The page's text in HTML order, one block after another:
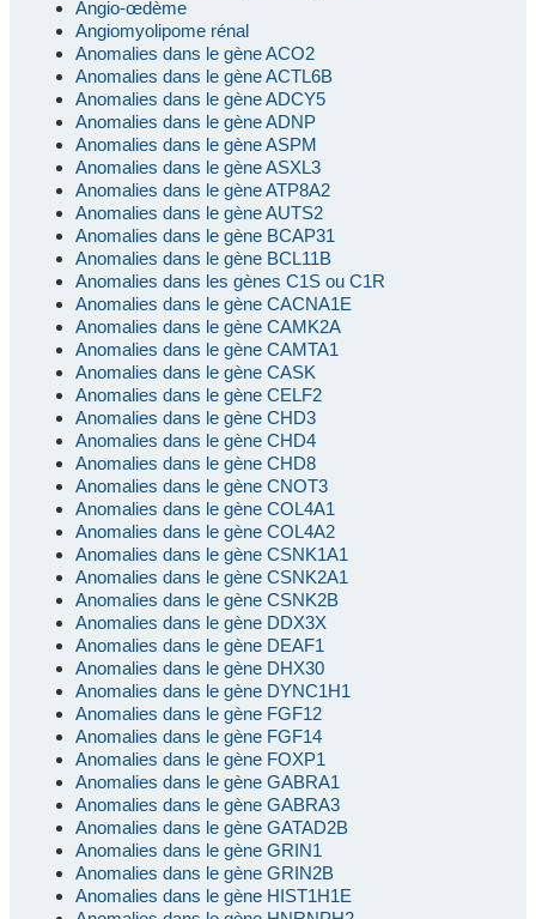
Angio-œdème
Angiomyolipome rénal
Anomalies dans le gène ACO2
Anomalies dans le gène ACTL6B
Anomalies dans le gène ADCY5
Anomalies dans le gène ADNP
Anomalies dans le gène ASPM
Anomalies dans le gène ASXL3
Anomalies dans le gène ATP8A2
Anomalies dans le gène AUTS2
Anomalies dans le gène BCAP31
Anomalies dans le gène BCL11B
Anomalies dans les gènes C1S ou C1R
Anomalies dans le gène CACNA1E
Anomalies dans le gène CAMK2A
Anomalies dans le gène CAMTA1
Anomalies dans le gène CASK
Anomalies dans le gène CELF2
Anomalies dans le gène CHD3
Anomalies dans le gène CHD4
Anomalies dans le gène CHD8
Anomalies dans le gène CNOT3
Anomalies dans le gène COL4A1
Anomalies dans le gène COL4A2
Anomalies dans le gène CSNK1A1
Anomalies dans le gène CSNK2A1
Anomalies dans le gène CSNK2B
Anomalies dans le gène DDX3X
Anomalies dans le gène DEAF1
Anomalies dans le gène DHX30
Anomalies dans le gène DYNC1H1
Anomalies dans le gène FGF12
Anomalies dans le gène FGF14
Anomalies dans le gène FOXP1
Anomalies dans le gène GABRA1
Anomalies dans le gène GABRA3
Anomalies dans le gène GATAD2B
Anomalies dans le gène GRIN1
Anomalies dans le gène GRIN2B
Anomalies dans le gène HIST1H1E